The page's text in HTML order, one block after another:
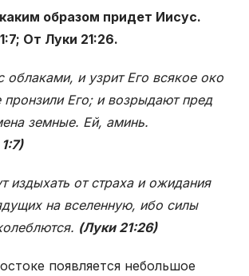
образом придет Иисус.
От Луки 21:26.
облаками, и узрит Его всякое око
пронзили Его; и возрыдают пред
земные. Ей, аминь.
издыхать от страха и ожидания
на вселенную, ибо силы
(Луки 21:26)
появляется небольшое